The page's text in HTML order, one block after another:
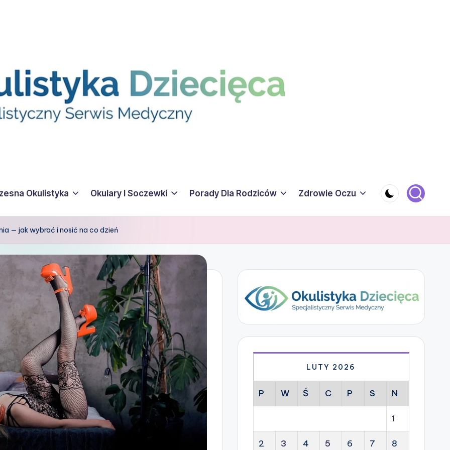
Okulistyka Okulary I Soczewki Porady Dla Rodziców Zdrowie Oczu
— jak wybrać i nosić na co dzień
LUTY 2026
P W Ś C P S N
1
2 3 4 5 6 7 8